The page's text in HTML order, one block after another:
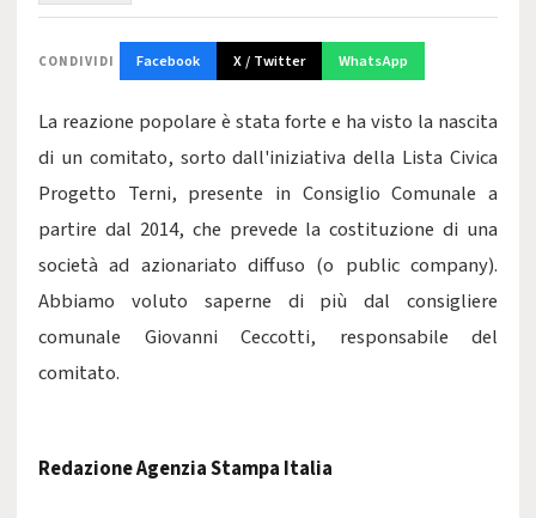
CONDIVIDI Facebook X / Twitter WhatsApp
La reazione popolare è stata forte e ha visto la nascita
di un comitato, sorto dall'iniziativa della Lista Civica
Progetto Terni, presente in Consiglio Comunale a
partire dal 2014, che prevede la costituzione di una
società ad azionariato diffuso (o public company).
Abbiamo voluto saperne di più dal consigliere
comunale Giovanni Ceccotti, responsabile del
comitato.
Redazione Agenzia Stampa Italia